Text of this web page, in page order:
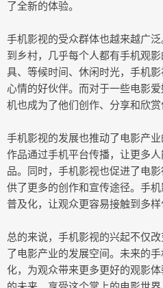
了全新的体验。
手机影视的受众群体也越来越广
到乡村，几乎每个人都有手机观
具、等候时间、休闲时光，手机
心情的好伙伴。而对于一些电影
机也成为了他们创作、分享和欣赏
手机影视的发展也推动了电影产
作品通过手机平台传播，让更多
品。同时，手机影视也促进了电
供了更多的创作和宣传途径。手
普及化，让观众更容易接触到多样
总的来说，手机影视的兴起不仅
了电影产业的发展空间。未来的
化，为观众带来更多更好的观影